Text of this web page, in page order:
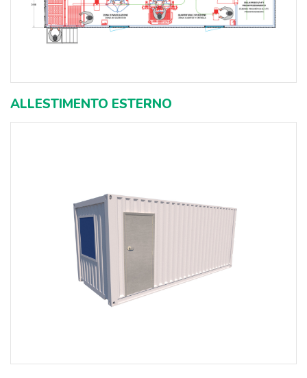
ALLESTIMENTO ESTERNO